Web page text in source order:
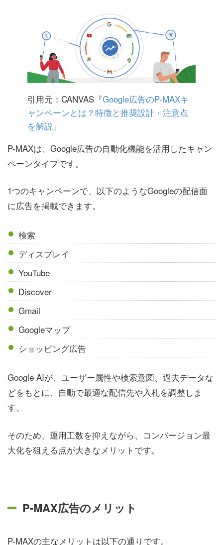
引用元：CANVAS『Google広告のP-MAXキ
ャンペーンとは？特徴と推奨設計・注意点
を解説 』
P-MAXは、Google広告の自動化機能を活用したキャン
ペーンタイプです。
1つのキャンペーンで、以下のようなGoogleの配信面
に広告を掲載できます。
検索
ディスプレイ
YouTube
Discover
Gmail
Googleマップ
ショッピング広告
Google AIが、ユーザー属性や検索意図、過去データな
どをもとに、自動で最適な配信先や入札を調整しま
す。
そのため、運用工数を抑えながら、コンバージョン最
大化を狙える点が大きなメリットです。
P-MAX広告のメリット
P-MAXの主なメリットは以下の通りです。